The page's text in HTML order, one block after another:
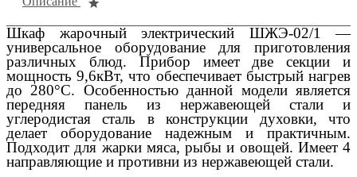
Шкаф жарочный электрический ШЖЭ-02/1 —
универсальное оборудование для приготовления
различных блюд. Прибор имеет две секции и
мощность 9,6кВт, что обеспечивает быстрый нагрев
до 280°С. Особенностью данной модели является
передняя панель из нержавеющей стали и
углеродистая сталь в конструкции духовки, что
делает оборудование надежным и практичным.
Подходит для жарки мяса, рыбы и овощей. Имеет 4
направляющие и противни из нержавеющей стали.